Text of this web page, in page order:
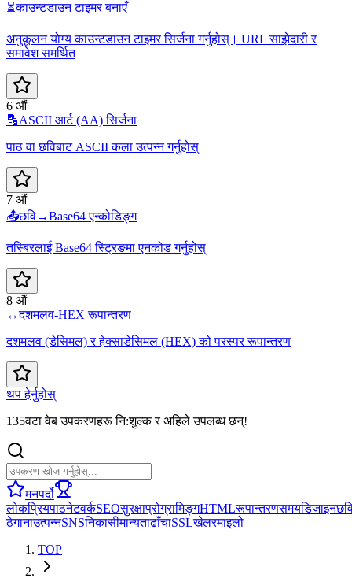
⏳काउन्टडाउन टाइमर बनाएँ
अनुकूलन योग्य काउन्टडाउन टाइमर सिर्जना गर्नुहोस्। URL साझेदारी र
समावेश समर्थित
6 औं
🔡ASCII आर्ट (AA) सिर्जना
पाठ वा छविबाट ASCII कला उत्पन्न गर्नुहोस्
7 औं
📤छवि→Base64 एन्कोडिङ्ग
तस्बिरलाई Base64 स्ट्रिङमा एनकोड गर्नुहोस्
8 औं
↔️दशमलव-HEX रूपान्तरण
दशमलव (डेसिमल) र हेक्साडेसिमल (HEX) को परस्पर रूपान्तरण
थप हेर्नुहोस्
135वटा वेब उपकरणहरू नि:शुल्क र अहिले उपलब्ध छन्!
मनपर्दो
लोकप्रियपाठनेटवर्कSEOसुरक्षाप्रोग्रामिङ्गHTMLरूपान्तरणसमयडिजाइन
ठेगानाउत्पन्नSNSनिकासीमान्यताढाँचाSSLखेलरमाइलो
TOP